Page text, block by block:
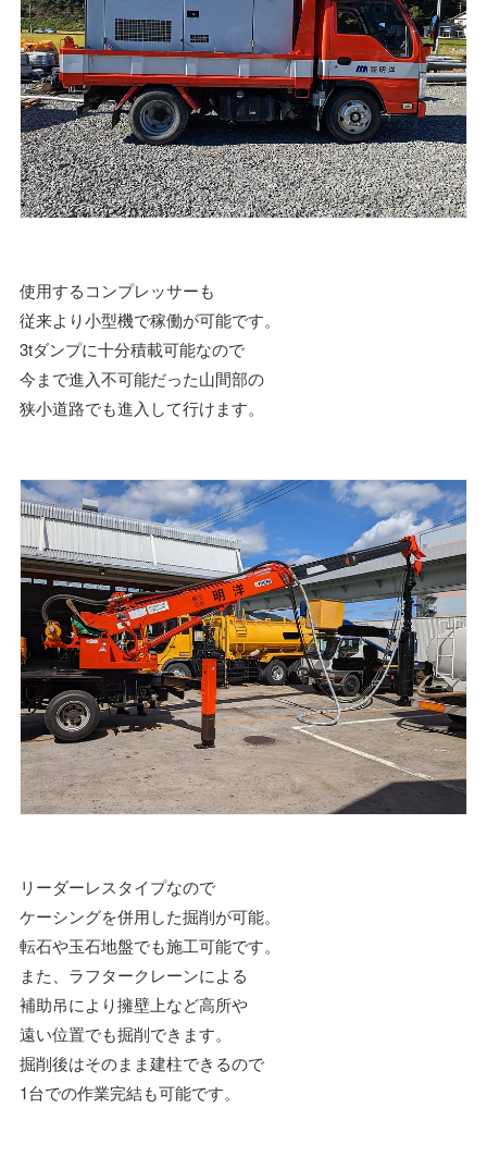
使用するコンプレッサーも
従来より小型機で稼働が可能です。
3tダンプに十分積載可能なので
今まで進入不可能だった山間部の
狭小道路でも進入して行けます。
リーダーレスタイプなので
ケーシングを併用した掘削が可能。
転石や玉石地盤でも施工可能です。
また、ラフタークレーンによる
補助吊により擁壁上など高所や
遠い位置でも掘削できます。
掘削後はそのまま建柱できるので
1台での作業完結も可能です。